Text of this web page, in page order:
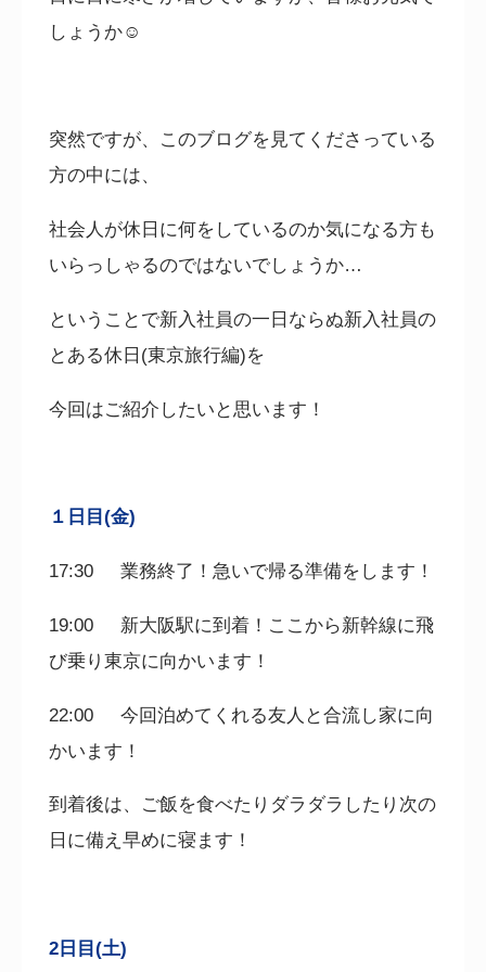
しょうか☺
突然ですが、このブログを見てくださっている
方の中には、
社会人が休日に何をしているのか気になる方も
いらっしゃるのではないでしょうか…
ということで新入社員の一日ならぬ新入社員の
とある休日(東京旅行編)を
今回はご紹介したいと思います！
１日目(金)
17:30業務終了！急いで帰る準備をします！
19:00 新大阪駅に到着！ここから新幹線に飛
び乗り東京に向かいます！
22:00今回泊めてくれる友人と合流し家に向
かいます！
到着後は、ご飯を食べたりダラダラしたり次の
日に備え早めに寝ます！
2日目(土)